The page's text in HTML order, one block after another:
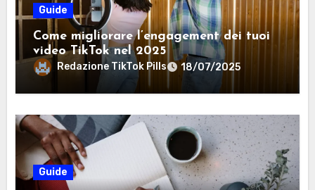
Guide
Come migliorare l’engagement dei tuoi
video TikTok nel 2025
Redazione TikTok Pills 18/07/2025
Guide